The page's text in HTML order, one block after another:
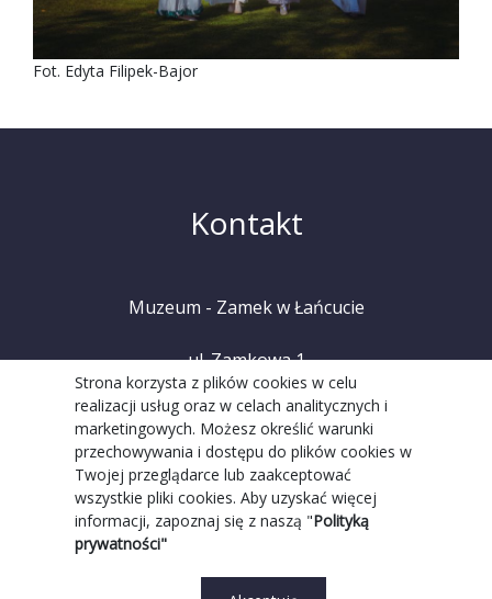
Fot. Edyta Filipek-Bajor
Strona korzysta z plików cookies w celu
realizacji usług oraz w celach analitycznych i
marketingowych. Możesz określić warunki
przechowywania i dostępu do plików cookies w
Twojej przeglądarce lub zaakceptować
wszystkie pliki cookies. Aby uzyskać więcej
informacji, zapoznaj się z naszą "Polityką
prywatności"
Kontakt
Muzeum - Zamek w Łańcucie
ul. Zamkowa 1
37-100 Łańcut
tel. +48 (17) 225 20 08